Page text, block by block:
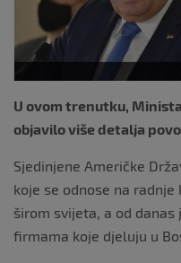
U ovom trenutku,
objavilo više detalja
Sjedinjene Američke
koje se odnose na
širom svijeta, a od
firmama koje djeluju u